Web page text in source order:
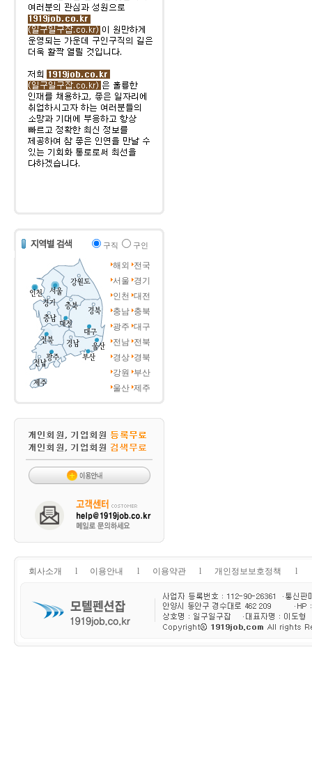
구직 구인
해외
전국
서울 경기
인천 대전
충남 충북
광주 대구
전남 전북
경상 경북
강원
부산
울산 제주
회사소개 l 이용안내 l 이용약관 l 개인정보보호정책 l